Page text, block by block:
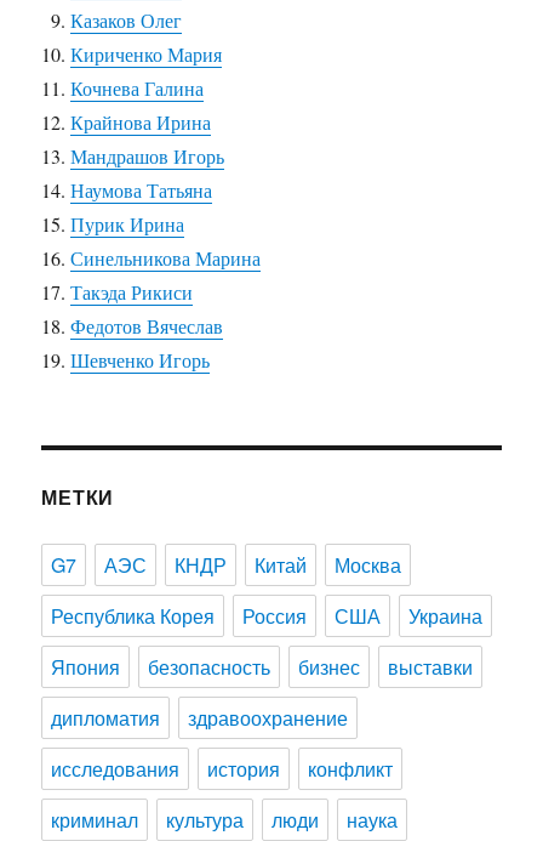
Казаков Олег
Кириченко Мария
Кочнева Галина
Крайнова Ирина
Мандрашов Игорь
Наумова Татьяна
Пурик Ирина
Синельникова Марина
Такэда Рикиси
Федотов Вячеслав
Шевченко Игорь
МЕТКИ
G7 АЭС КНДР Китай
Москва
Республика Корея
Россия США
Украина
Япония
безопасность бизнес
выставки
дипломатия
здравоохранение
исследования
история
конфликт
криминал
культура люди
наука